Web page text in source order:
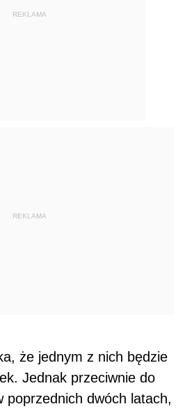
REKLAMA
REKLAMA
że jednym z nich będzie
Jednak przeciwnie do
poprzednich dwóch latach,